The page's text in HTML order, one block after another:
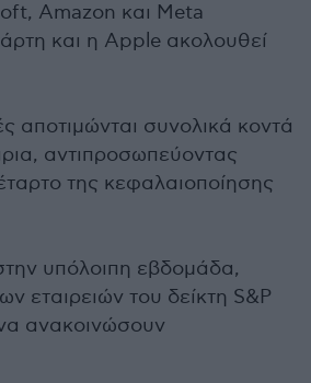
Amazon και Meta
και η Apple ακολουθεί
αποτιμώνται συνολικά κοντά
αντιπροσωπεύοντας
της κεφαλαιοποίησης
υπόλοιπη εβδομάδα,
εταιρειών του δείκτη S&P
ανακοινώσουν